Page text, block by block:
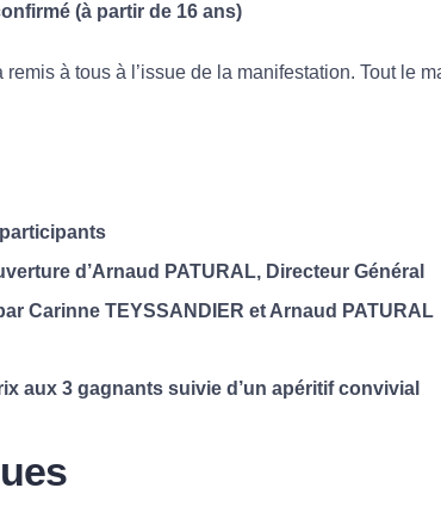
(à partir de 16 ans)
remis à tous à l’issue de la manifestation. Tout le
d’Arnaud PATURAL, Directeur Général
Carinne TEYSSANDIER et Arnaud PATURAL
aux 3 gagnants suivie d’un apéritif convivial